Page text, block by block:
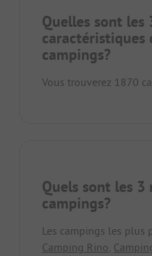
Quelles sont les
caractéristiques
campings?
Vous trouverez 1870
Quels sont les 3
campings?
Les campings les plus
Camping Rino,